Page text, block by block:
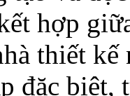
hợp
thiết
đặc